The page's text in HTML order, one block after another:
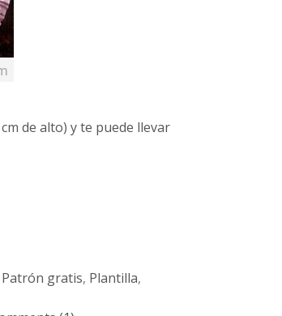
de alto) y te puede llevar
Patrón gratis, Plantilla,